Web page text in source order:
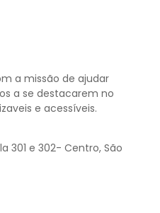
a missão de ajudar
a se destacarem no
e acessíveis.
301 e 302- Centro, São